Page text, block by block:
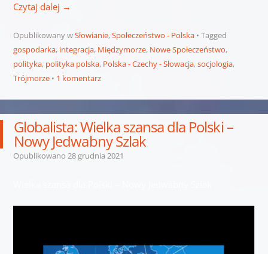
Czytaj dalej →
Opublikowany wSłowianie,Społeczeństwo - Polska
Tagged
gospodarka, integracja, Międzymorze, Nowe Społeczeństwo,
polityka, polityka polska, Polska - Czechy - Słowacja,socjologia,
Trójmorze
1 komentarz
Globalista: Wielka szansa dla Polski –
Nowy Jedwabny Szlak
Opublikowano 28 grudnia 2021